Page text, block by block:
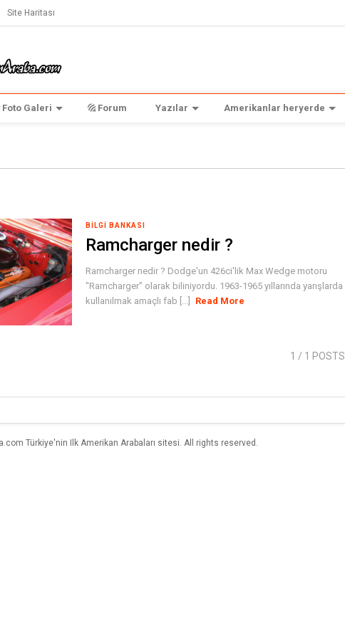
Site Haritası
Foto Galeri Forum Yazılar Amerikanlar heryerde
BILGI BANKASI
Ramcharger nedir ?
Ramcharger nedir ? Dodge'un 426ci'lik Max Wedge motoru
"Ramcharger" olarak biliniyordu. 1963-1965 yıllarında yarışlarda
kullanılmak amaçlı fab [...]
Read More
1 / 1 POSTS
Türkiye'nin Ilk Amerikan Arabaları sitesi. All rights reserved.